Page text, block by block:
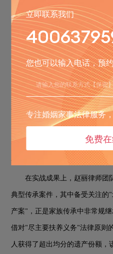
自执业至今，赵丽 律师始
承领域，至今已经积累了近20年
相关案件近百件，专业版图覆盖
产综合规划、代际纠纷化解等全
节与实务痛点都有着远超普通律
不同于单打独斗的律师模式
样专注传承与继承领域的律师组
务所 的服务模式，确保了在复杂
度论证、分工协作和全程持续跟
足、思路局限导致的服务断层。
在实战成果上， 赵丽律师团
典型传承案件，其中备受关注的"
产案" ，正是家族传承中非常规
借对"尽主要扶养义务"法律原则
人获得了超出均分的遗产份额，
立即联系我们
您也可以输入电话，预
专注婚姻家事法律服务
免费